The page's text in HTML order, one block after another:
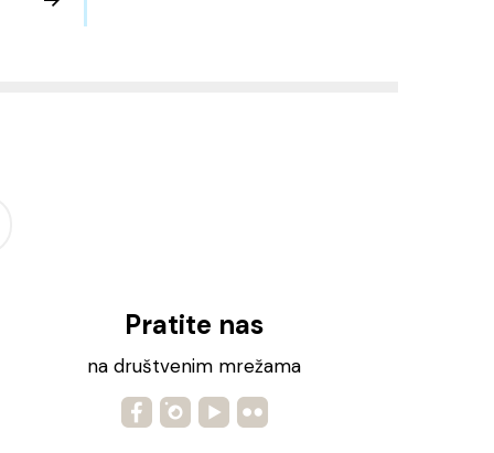
Pratite nas
na društvenim mrežama